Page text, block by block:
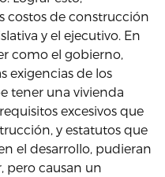
costos de construcción
y el ejecutivo. En
como el gobierno,
exigencias de los
tener una vivienda
excesivos que
y estatutos que
el desarrollo, pudieran
pero causan un